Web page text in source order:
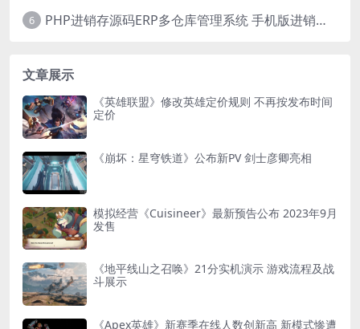
6 PHP进销存源码ERP多仓库管理系统 手机版进销存 php网络版进销存小程序
文章展示
《英雄联盟》修改英雄定价规则 不再按发布时间
定价
《崩坏：星穹铁道》公布新PV 剑士彦卿亮相
模拟经营《Cuisineer》最新预告公布 2023年9月
发售
《地平线山之召唤》21分实机演示 游戏流程及战
斗展示
《Apex英雄》新赛季在线人数创新高 新模式惨遭